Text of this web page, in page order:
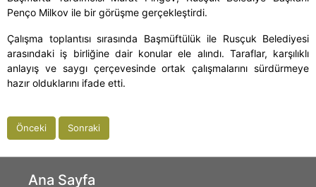
Penço Milkov ile bir görüşme gerçekleştirdi.
Çalışma toplantısı sırasında Başmüftülük ile Rusçuk Belediyesi
arasındaki iş birliğine dair konular ele alındı. Taraflar, karşılıklı
anlayış ve saygı çerçevesinde ortak çalışmalarını sürdürmeye
hazır olduklarını ifade etti.
Önceki Sonraki
Ana Sayfa